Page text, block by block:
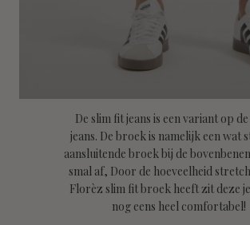
De slim fit jeans is een variant op
jeans. De broek is namelijk een wat
aansluitende broek bij de
smal af, Door de hoeveelheid
Florèz slim fit broek heeft zit deze
nog eens heel comfortabel!